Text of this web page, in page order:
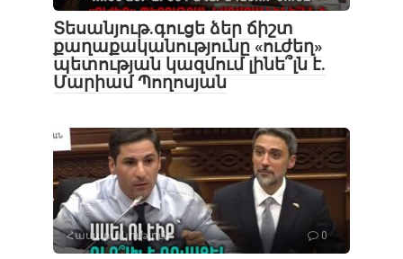
Տեսանյութ․գուցե ձեր ճիշտ
քաղաքականությունը «ուժեղ»
պետության կազմում լինե՞լն է.
Մարիամ Պողոսյան
Հասարակություն 0